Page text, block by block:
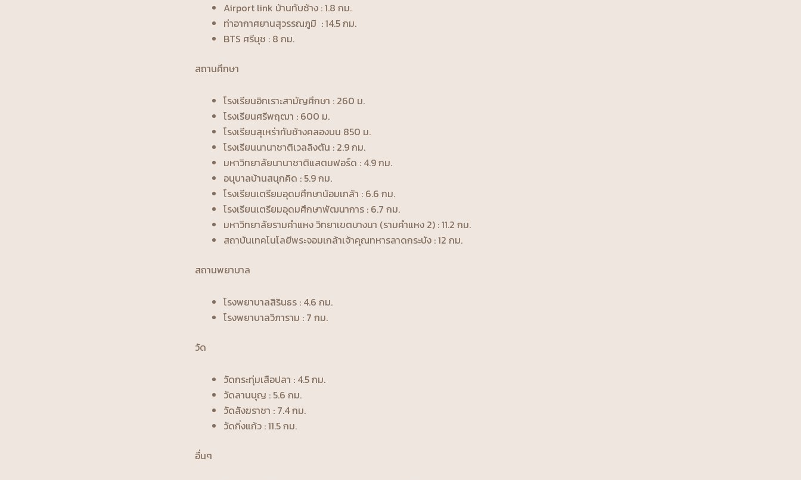
Airport link บ้านทับช้าง : 1.8 กม.
ท่าอากาศยานสุวรรณภูมิ : 14.5 กม.
BTS ศรีนุช : 8 กม.
สถานศึกษา
โรงเรียนอิกเราะสามัญศึกษา : 260 ม.
โรงเรียนศรีพฤฒา : 600 ม.
โรงเรียนสุเหร่าทับช้างคลองบน 850 ม.
โรงเรียนนานาชาติเวลลิงตัน : 2.9 กม.
มหาวิทยาลัยนานาชาติแสตมฟอร์ด : 4.9 กม.
อนุบาลบ้านสนุกคิด : 5.9 กม.
โรงเรียนเตรียมอุดมศึกษาน้อมเกล้า : 6.6 กม.
โรงเรียนเตรียมอุดมศึกษาพัฒนาการ : 6.7 กม.
มหาวิทยาลัยรามคำแหง วิทยาเขตบางนา (รามคำแหง 2) : 11.2 กม.
สถาบันเทคโนโลยีพระจอมเกล้าเจ้าคุณทหารลาดกระบัง : 12 กม.
สถานพยาบาล
โรงพยาบาลสิรินธร : 4.6 กม.
โรงพยาบาลวิภาราม : 7 กม.
วัด
วัดกระทุ่มเสือปลา : 4.5 กม.
วัดลานบุญ : 5.6 กม.
วัดสังฆราชา : 7.4 กม.
วัดกิ่งแก้ว : 11.5 กม.
อื่นๆ